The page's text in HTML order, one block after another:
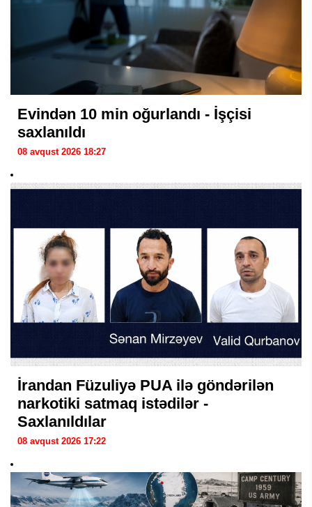
Evindən 10 min oğurlandı - İşçisi
saxlanıldı
08 avqust 2026 18:27
İrandan Füzuliyə PUA ilə göndərilən
narkotiki satmaq istədilər -
Saxlanıldılar
08 avqust 2026 17:22